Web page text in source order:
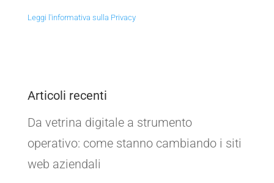
Leggi l'informativa sulla Privacy
Articoli recenti
Da vetrina digitale a strumento
operativo: come stanno cambiando i siti
web aziendali